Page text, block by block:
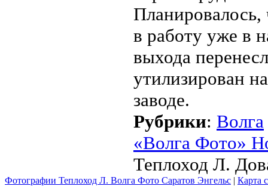
в работу уже в
выхода
утилизирован
заводе.
Рубрики: Волга
«Волга Фото»
Теплоход Л.
Фотографии Теплоход Л. Волга Фото Саратов Энгельс | Карта